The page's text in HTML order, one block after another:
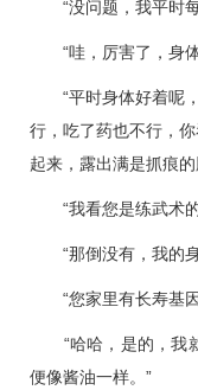
“没问题，我平时每
“哇，厉害了，身体
“平时身体好着呢，
行，吃了药也不行，
起来，露出满是抓痕的
“我看您是练武术的
“那倒没有，我的身
“您家里有长寿基
“哈哈，是的，我就
便像酱油一样。”